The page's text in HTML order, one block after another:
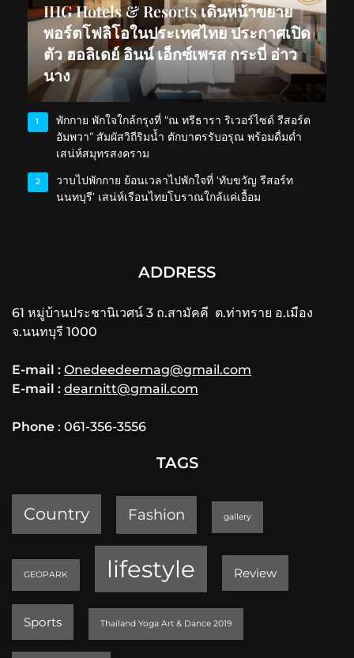
IHG Hotels & Resorts เดินหน้าขยาย
พอร์ตโฟลิโอในประเทศไทย ประกาศเปิด
ตัว ฮอลิเดย์ อินน์ เอ็กซ์เพรส กระบี่ อ่าว
นาง
1
พักกาย พักใจใกล้กรุงที่ “ณ ทรีธารา ริเวอร์ไซด์ รีสอร์ต
อัมพวา” สัมผัสวิถีริมน้ำ ตักบาตรรับอรุณ พร้อมดื่มด่ำ
เสน่ห์สมุทรสงคราม
2
วาบไปพักกาย ย้อนเวลาไปพักใจที่ ‘ทับขวัญ รีสอร์ท
นนทบุรี’ เสน่ห์เรือนไทยโบราณใกล้แค่เอื้อม
ADDRESS
61 หมู่บ้านประชานิเวศน์ 3 ถ.สามัคคี ต.ท่าทราย อ.เมือง
จ.นนทบุรี 1000
E-mail : Onedeedeemag@gmail.com
E-mail : dearnitt@gmail.com
Phone : 061-356-3556
TAGS
Country Fashion gallery
GEOPARK lifestyle Review
Sports Thailand Yoga Art & Dance 2019